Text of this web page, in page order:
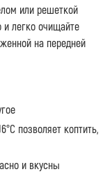
или решеткой
и легко очищайте
на передней
позволяет коптить,
и вкусны